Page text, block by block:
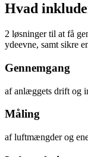
Hvad
2 løsninger til at få
ydeevne, samt sikre
Gennemgang
af anlæggets drift og
Måling
af luftmængder og